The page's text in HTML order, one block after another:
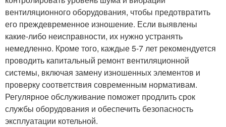
вентиляционного оборудования, чтобы предотвратить
его преждевременное изношение. Если выявлены
какие-либо неисправности, их нужно устранять
немедленно. Кроме того, каждые 5-7 лет рекомендуется
проводить капитальный ремонт вентиляционной
системы, включая замену изношенных элементов и
проверку соответствия современным нормативам.
Регулярное обслуживание поможет продлить срок
службы оборудования и обеспечить безопасность
эксплуатации котельной.